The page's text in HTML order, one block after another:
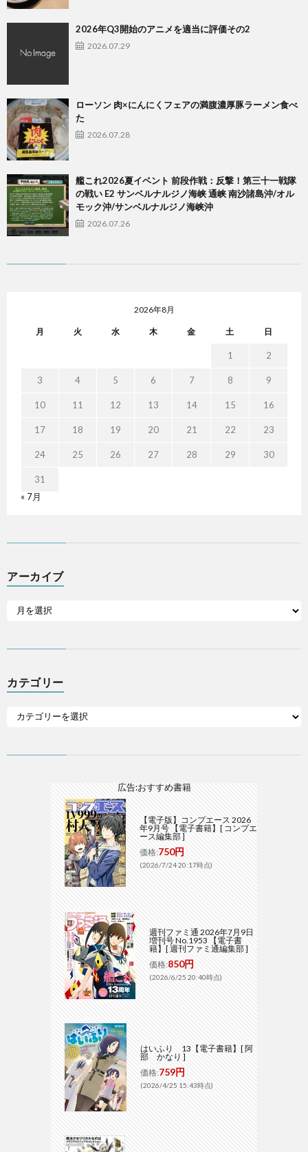
2026年Q3開始のアニメを適当に評価その2
2026.07.29
ローソン 肉×にんにくフェアの満腹濃厚豚ラーメン食べ
た
2026.07.28
艦これ2026夏イベント 前段作戦：反撃！第三十一戦隊
の戦い E2 サンベルナルジノ海峡 通峡 南沙諸島沖/オル
モック沖/サンベルナルジノ海峡沖
2026.07.26
2026年8月
月 火 水 木 金 土 日
1 2
3 4 5 6 7 8 9
10 11 12 13 14 15 16
17 18 19 20 21 22 23
24 25 26 27 28 29 30
31
« 7月
アーカイブ
カテゴリー
広告:おすすめ書籍
【電子版】コンプエース 2026
年9月号 【電子書籍】[ コンプエ
ース編集部 ]
価格:750円
(2026/7/24 20:17時点)
週刊ファミ通 2026年7月9日
増刊号 No.1953 【電子書
籍】[ 週刊ファミ通編集部 ]
価格:850円
(2026/6/25 20:40時点)
はいふり 13【電子書籍】[ 阿
部 かなり ]
価格:759円
(2026/4/25 15:43時点)